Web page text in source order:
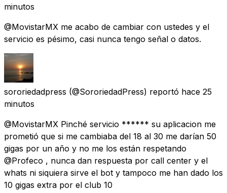
minutos
@MovistarMX me acabo de cambiar con ustedes y el
servicio es pésimo, casi nunca tengo señal o datos.
sororiedadpress (@SororiedadPress) reportó hace 25
minutos
@MovistarMX Pinché servicio ****** su aplicacion me
prometió que si me cambiaba del 18 al 30 me darían 50
gigas por un año y no me los están respetando
@Profeco , nunca dan respuesta por call center y el
whats ni siquiera sirve el bot y tampoco me han dado los
10 gigas extra por el club 10